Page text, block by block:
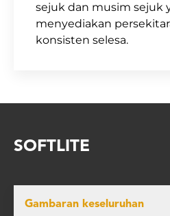
sejuk dan musim sejuk
menyediakan
konsisten selesa.
SOFTLITE
Gambaran keseluruhan